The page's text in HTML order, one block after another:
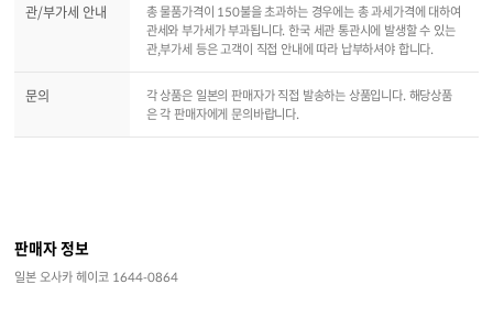
관/부가세 안내
총 물품가격이 150불을 초과하는 경우에는 총 과세가격에 대하여
관세와 부가세가 부과됩니다. 한국 세관 통관시에 발생할 수 있는
관,부가세 등은 고객이 직접 안내에 따라 납부하셔야 합니다.
문의
각 상품은 일본의 판매자가 직접 발송하는 상품입니다. 해당상품
은 각 판매자에게 문의바랍니다.
판매자 정보
일본 오사카 헤이코 1644-0864